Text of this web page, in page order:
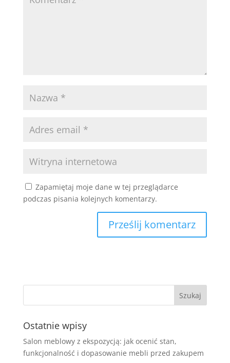
Zapamiętaj moje dane w tej przeglądarce
podczas pisania kolejnych komentarzy.
Ostatnie wpisy
Salon meblowy z ekspozycją: jak ocenić stan,
funkcjonalność i dopasowanie mebli przed zakupem